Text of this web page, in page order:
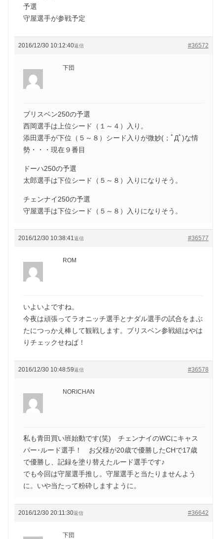
予選
守屋選手が参戦予定
2016/12/30 10:12:40 #36572
返信
下団
ブリスベン250の予選
西岡選手は上位シード（１～４）入り。
添田選手が下位（５～８）シード入りが微妙(；ﾟДﾟ)な情
勢・・・現在９番目
ドーハ250の予選
太郎選手は下位シード（５～８）入りになりそう。
チェンナイ250の予選
守屋選手は下位シード（５～８）入りになりそう。
2016/12/30 10:38:41 #36577
返信
ROM
いよいよですね。
今夜は頑張ってラオニッチ選手とナダル選手の試合をまぶ
たにつっかえ棒して観戦します。ブリスベン参戦組はやは
りチェックせねば！
2016/12/30 10:48:59 #36578
返信
NORICHAN
私も青田買い班始動です(笑) チェンナイのWCにキャス
パー･ルード選手！ お父様が20歳で優勝したCHで17歳
で優勝し、記録を塗り替えたルード選手です♪
でも今回は守屋選手推し。守屋選手と当たりませんよう
に。いや当たって粉砕しますように。
2016/12/30 20:11:30 #36642
返信
下団